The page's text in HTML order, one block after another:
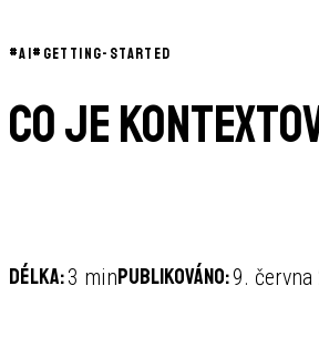
#AI# GETTING-STARTED
Co je
Délka:3 minPublikováno:9. června